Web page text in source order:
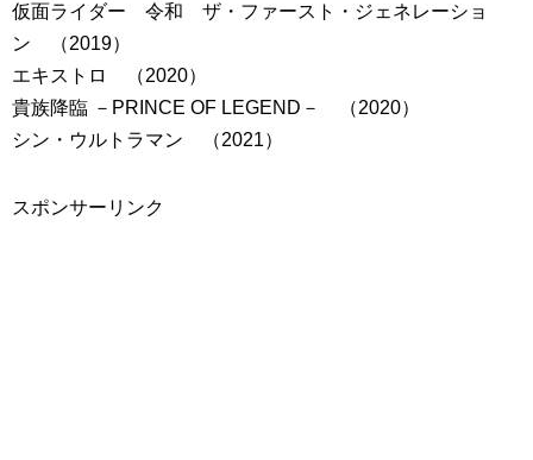
仮面ライダー 令和 ザ・ファースト・ジェネレーショ
ン （2019）
エキストロ （2020）
貴族降臨 －PRINCE OF LEGEND－ （2020）
シン・ウルトラマン （2021）
スポンサーリンク